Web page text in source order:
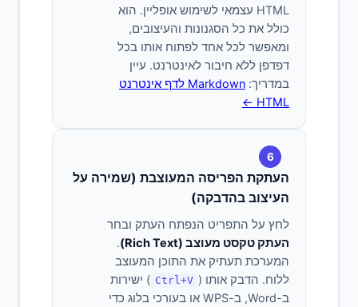
HTML עצמאי לשימוש אופליין. הוא
כולל את כל הסגנונות והעיצובים,
ומאפשר לכל אחד לפתוח אותו בכל
דפדפן ללא חיבור לאינטרנט. עיין
במדריך:
Markdown לדף אינטרנט
HTML ←
6
העתקת הפריסה המעוצבת (שמירה על
העיצוב בהדבקה)
לחץ על התפריט הנפתח העתק ובחר
העתק טקסט מעוצב (Rich Text)
.
המערכת תעתיק את התוכן המעוצב
ללוח. הדבק אותו ( Ctrl+V ) ישירות
ב-Word, ב-WPS או בעורכי בלוג כדי